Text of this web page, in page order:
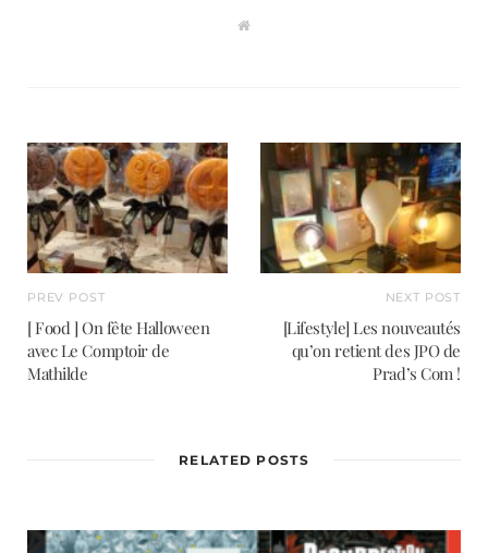
W
PREV POST
[ Food ] On fête Halloween
avec Le Comptoir de
Mathilde
NEXT POST
[Lifestyle] Les nouveautés
qu’on retient des JPO de
Prad’s Com !
RELATED POSTS